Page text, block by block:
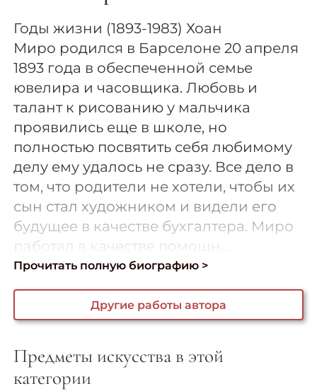
Годы жизни (1893-1983) Хоан
Миро родился в Барселоне 20 апреля
1893 года в обеспеченной семье
ювелира и часовщика. Любовь и
талант к рисованию у мальчика
проявились еще в школе, но
полностью посвятить себя любимому
делу ему удалось не сразу. Все дело в
том, что родители не хотели, чтобы их
сын стал художником и видели его
будущее в качестве бухгалтера. Миро
работал в качестве помощн...
Прочитать полную биографию >
Другие работы автора
Предметы искусства в этой
категории